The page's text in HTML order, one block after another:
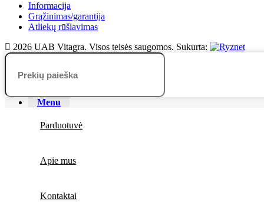
Informacija
Grąžinimas/garantija
Atliekų rūšiavimas
2026 UAB Vitagra. Visos teisės saugomos. Sukurta:
Menu
Parduotuvė
Apie mus
Kontaktai